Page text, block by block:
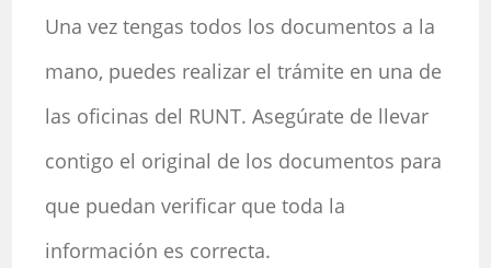
Una vez tengas todos los documentos a la
mano, puedes realizar el trámite en una de
las oficinas del RUNT. Asegúrate de llevar
contigo el original de los documentos para
que puedan verificar que toda la
información es correcta.